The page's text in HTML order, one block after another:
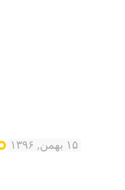
۱۵ بهمن, ۱۳۹۶